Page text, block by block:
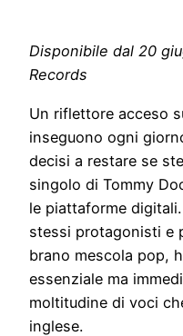
Disponibile dal 20
Records
Un riflettore acceso
inseguono ogni
decisi a restare se
singolo di Tommy
le piattaforme
stessi protagonisti e
brano mescola pop,
essenziale ma
moltitudine di voci
inglese.